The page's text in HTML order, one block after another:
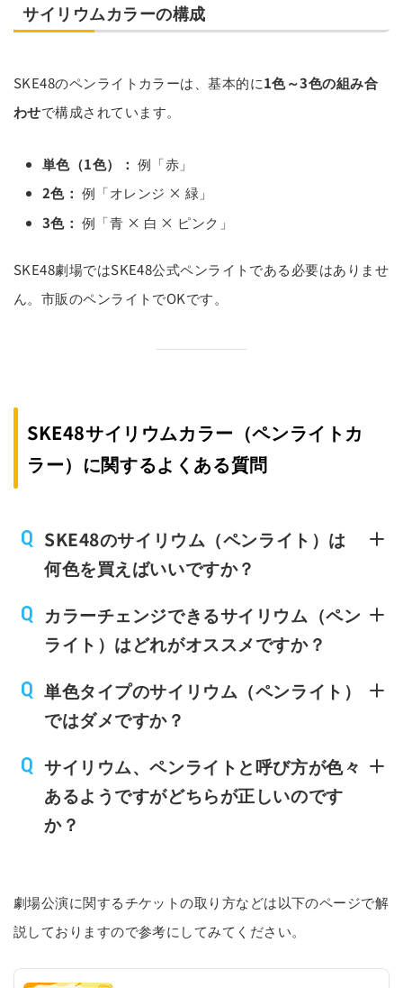
サイリウムカラーの構成
SKE48のペンライトカラーは、基本的に1色～3色の組み合
わせで構成されています。
単色（1色）： 例「赤」
2色： 例「オレンジ × 緑」
3色： 例「青 × 白 × ピンク」
SKE48劇場ではSKE48公式ペンライトである必要はありませ
ん。市販のペンライトでOKです。
SKE48サイリウムカラー（ペンライトカ
ラー）に関するよくある質問
SKE48のサイリウム（ペンライト）は
何色を買えばいいですか？
カラーチェンジできるサイリウム（ペン
ライト）はどれがオススメですか？
単色タイプのサイリウム（ペンライト）
ではダメですか？
サイリウム、ペンライトと呼び方が色々
あるようですがどちらが正しいのです
か？
劇場公演に関するチケットの取り方などは以下のページで解
説しておりますので参考にしてみてください。